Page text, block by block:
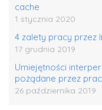
cache
1 stycznia 2020
4 zalety pracy przez
17 grudnia 2019
Umiejętności
pożądane przez
26 października 2019